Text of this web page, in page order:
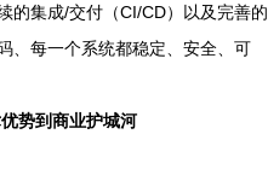
的集成/交付（CI/CD）以及完善的
、每一个系统都稳定、安全、可
势到商业护城河